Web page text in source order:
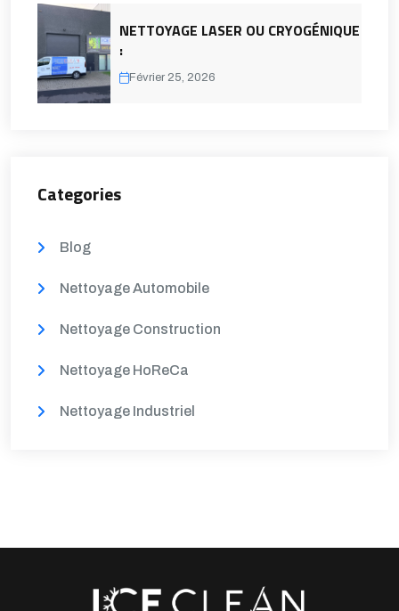
NETTOYAGE LASER OU CRYOGÉNIQUE
:
Février 25, 2026
Categories
Blog
Nettoyage Automobile
Nettoyage Construction
Nettoyage HoReCa
Nettoyage Industriel